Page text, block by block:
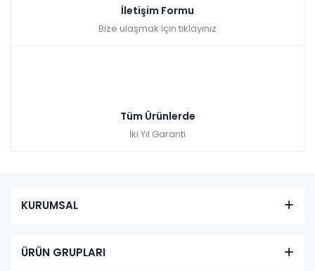
İletişim Formu
Bize ulaşmak için tıklayınız
Tüm Ürünlerde
İki Yıl Garanti
KURUMSAL
ÜRÜN GRUPLARI